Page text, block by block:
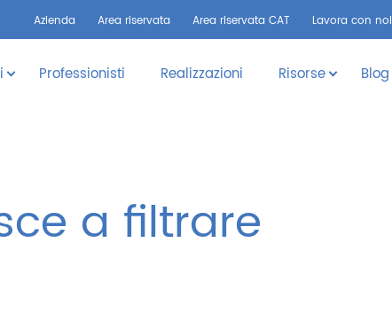
Azienda Area riservata Area riservata CAT Lavora con noi
Professionisti Realizzazioni Risorse Blog
a filtrare